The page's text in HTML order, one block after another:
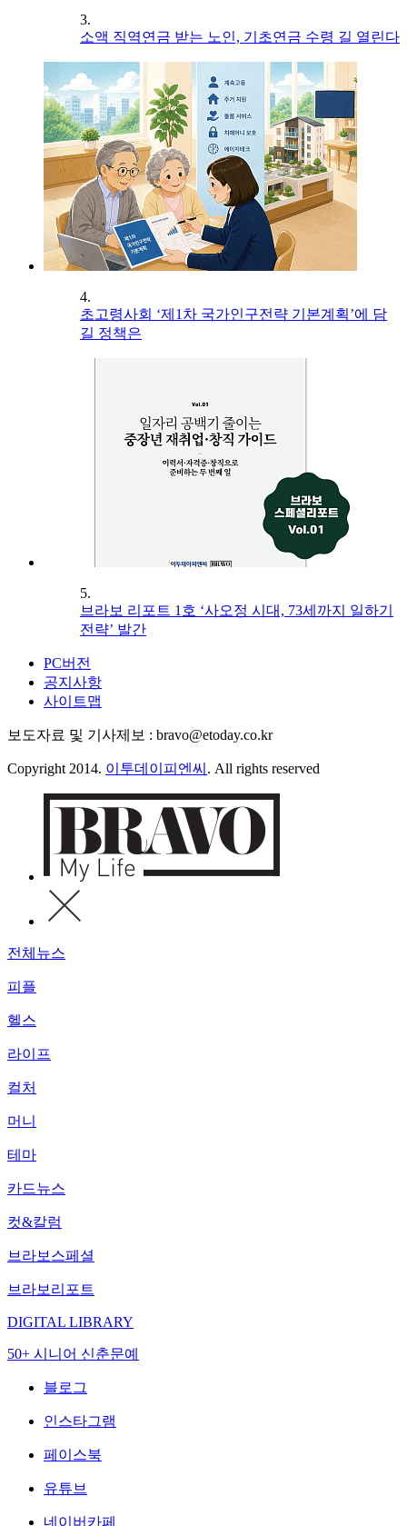
3.
소액 직역연금 받는 노인, 기초연금 수령 길 열린다
4.
초고령사회 ‘제1차 국가인구전략 기본계획’에 담
길 정책은
5.
브라보 리포트 1호 ‘사오정 시대, 73세까지 일하기
전략’ 발간
PC버전
공지사항
사이트맵
보도자료 및 기사제보 : bravo@etoday.co.kr
Copyright 2014. 이투데이피엔씨 . All rights reserved
전체뉴스
피플
헬스
라이프
컬처
머니
테마
카드뉴스
컷&칼럼
브라보스페셜
브라보리포트
DIGITAL LIBRARY
50+ 시니어 신춘문예
블로그
인스타그램
페이스북
유튜브
네이버카페